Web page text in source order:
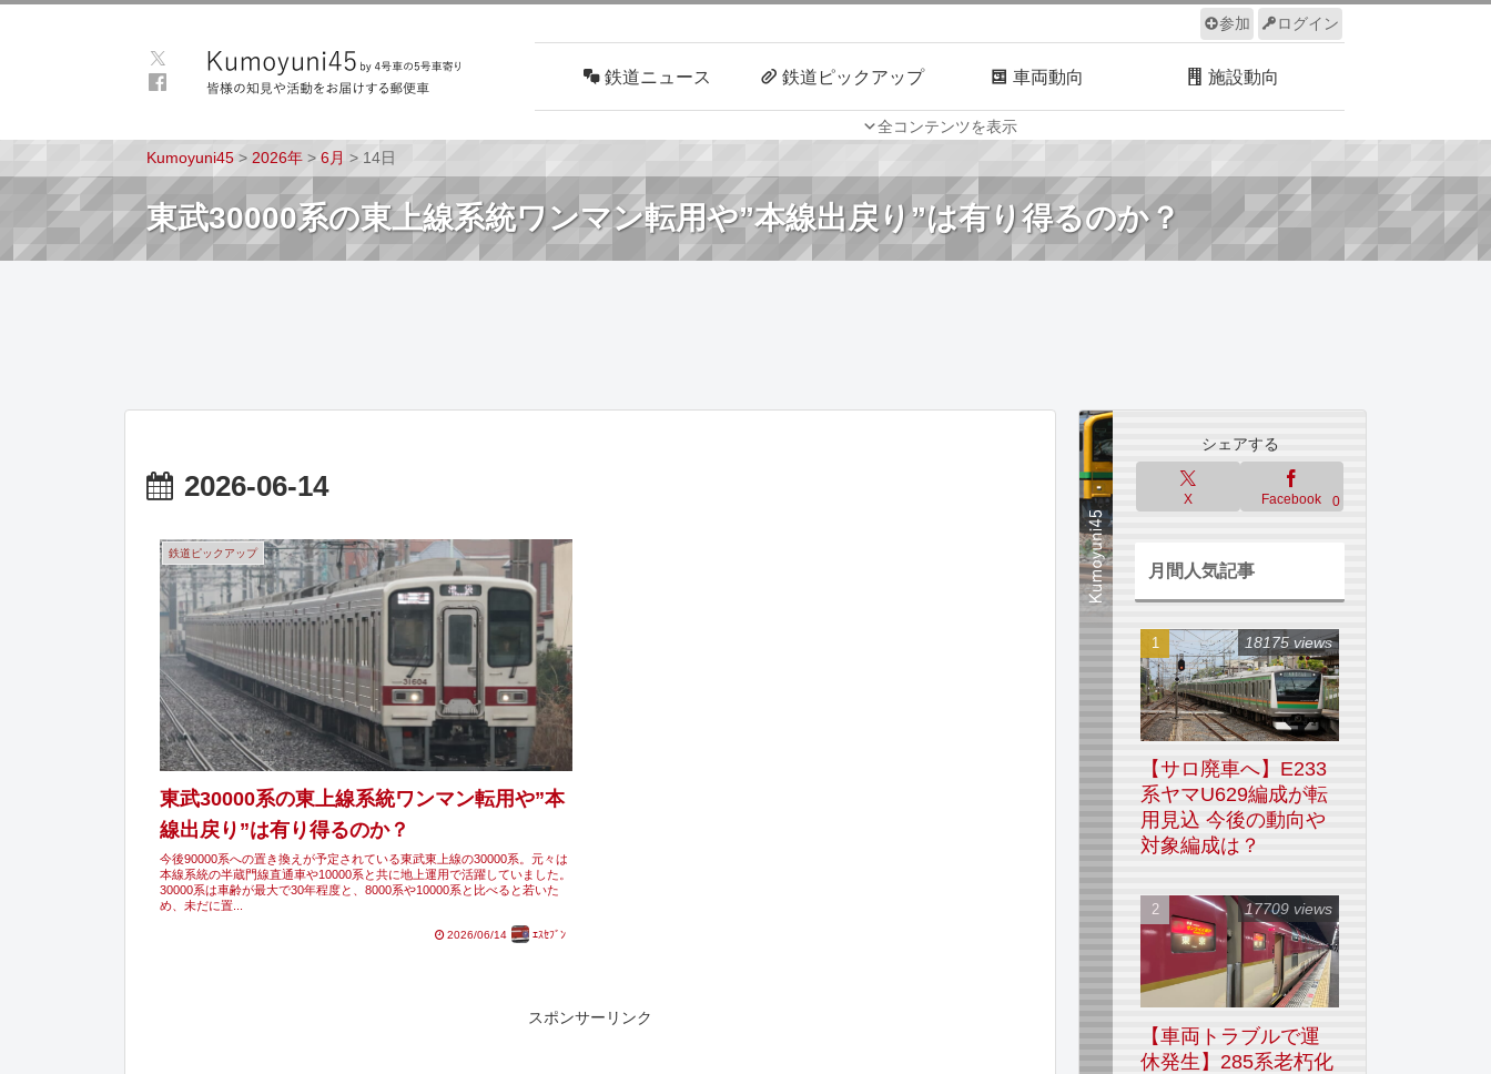
ログイン
参加
全コンテンツを表示
鉄道ニュース 鉄道ピックアップ 車両動向 施設動向
車両技術 路線探訪 ルール サイトについて
Kumoyuni45 > 2026年 > 6月 > 14日
東武30000系の東上線系統ワンマン転用や”本線出戻り”は有り得るのか？
2026-06-14
鉄道ピックアップ
東武30000系の東上線系統ワンマン転用や”本
線出戻り”は有り得るのか？
今後90000系への置き換えが予定されている東武東上線の30000系。元々は
本線系統の半蔵門線直通車や10000系と共に地上運用で活躍していました。
30000系は車齢が最大で30年程度と、8000系や10000系と比べると若いた
め、未だに置...
2026/06/14 ｴｽｾﾌﾞﾝ
スポンサーリンク
シェアする
X Facebook 0
月間人気記事
【サロ廃車へ】E233
系ヤマU629編成が転
用見込 今後の動向や
対象編成は？
18175 views
【車両トラブルで運
休発生】285系老朽化
17709 views